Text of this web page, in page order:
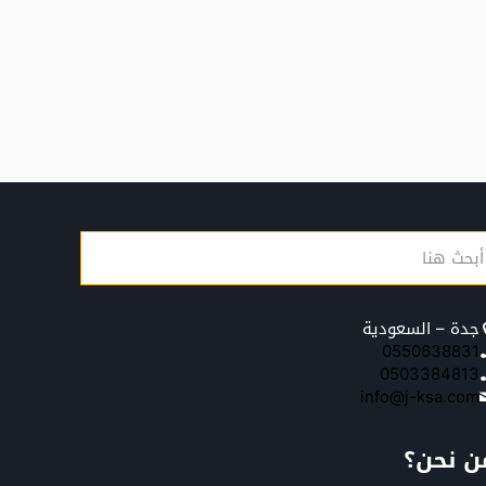
جدة – السعودية
0550638831
0503384813
info@j-ksa.com
نحن؟